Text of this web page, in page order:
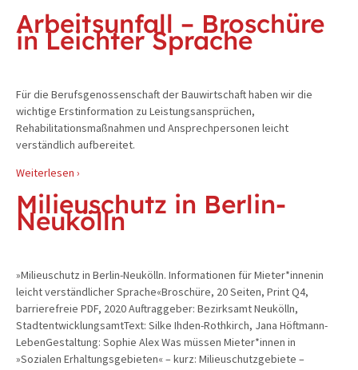
Arbeitsunfall – Broschüre
in Leichter Sprache
Für die Berufsgenossenschaft der Bauwirtschaft haben wir die
wichtige Erstinformation zu Leistungsansprüchen,
Rehabilitationsmaßnahmen und Ansprechpersonen leicht
verständlich aufbereitet.
Weiterlesen ›
Milieuschutz in Berlin-
Neukölln
»Milieuschutz in Berlin-Neukölln. Informationen für Mieter*innenin
leicht verständlicher Sprache«Broschüre, 20 Seiten, Print Q4,
barrierefreie PDF, 2020 Auftraggeber: Bezirksamt Neukölln,
StadtentwicklungsamtText: Silke Ihden-Rothkirch, Jana Höftmann-
LebenGestaltung: Sophie Alex Was müssen Mieter*innen in
»Sozialen Erhaltungsgebieten« – kurz: Milieuschutzgebiete –